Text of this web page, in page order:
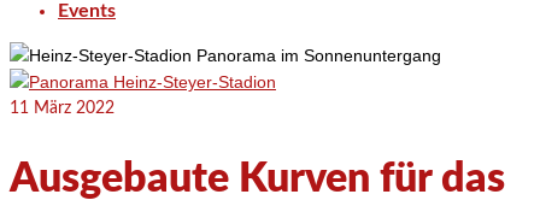
Events
11 März 2022
Ausgebaute Kurven für das